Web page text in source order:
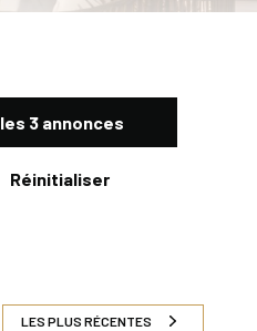
3 annonces
Réinitialiser
LES PLUS RÉCENTES